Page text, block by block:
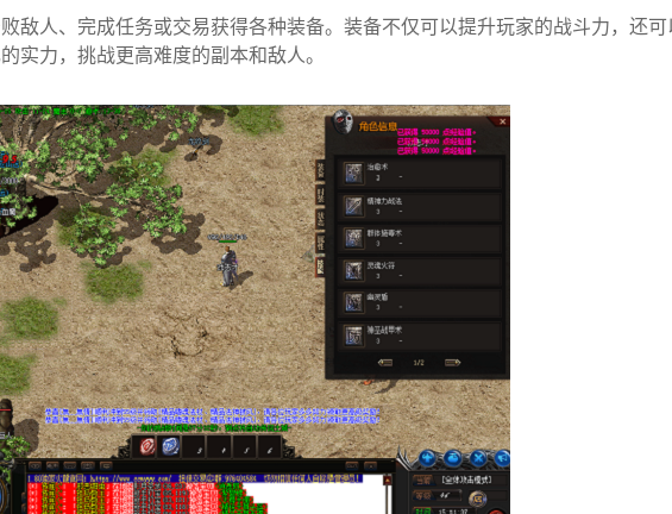
敌人、完成任务或交易获得各种装备。装备不仅可以提升玩家的战斗力，还
实力，挑战更高难度的副本和敌人。